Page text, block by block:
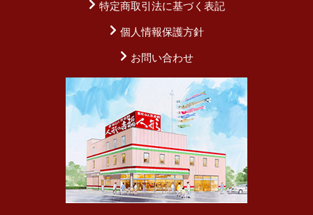
特定商取引法に基づく表記
個人情報保護方針
お問い合わせ